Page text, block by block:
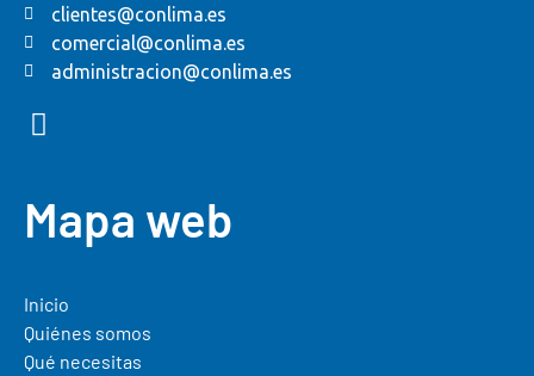
clientes@conlima.es
comercial@conlima.es
administracion@conlima.es
Mapa web
Inicio
Quiénes somos
Qué necesitas